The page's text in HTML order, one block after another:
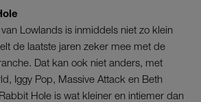
Lowlands is inmiddels niet zo klein
de laatste jaren zeker mee met de
Dat kan ook niet anders, met
Iggy Pop, Massive Attack en Beth
Hole is wat kleiner en intiemer dan